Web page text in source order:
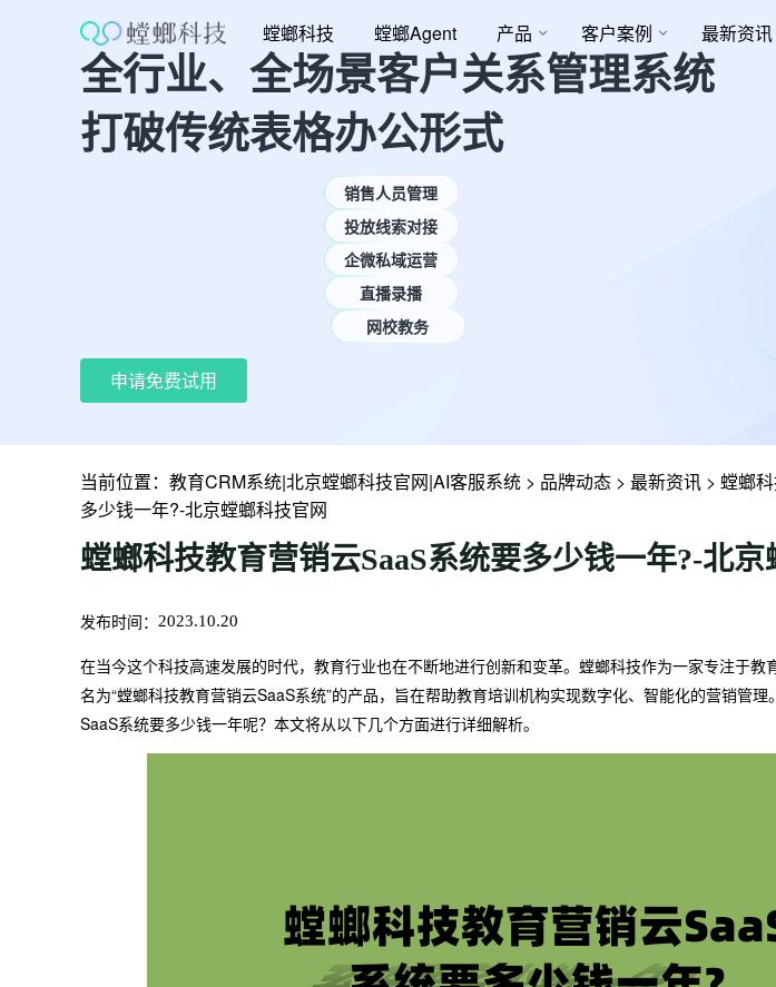
螳螂科技 螳螂Agent 产品 客户案例 最新资讯
全行业、全场景客户关系管理系统
打破传统表格办公形式
销售人员管理
投放线索对接
企微私域运营
直播录播
网校教务
申请免费试用
当前位置： 教育CRM系统|北京螳螂科技官网|AI客服系统 > 品牌动态 > 最新资讯 > 螳螂
多少钱一年?-北京螳螂科技官网
螳螂科技教育营销云SaaS系统要多少钱一年?-北京
发布时间： 2023.10.20
在当今这个科技高速发展的时代，教育行业也在不断地进行创新和变革。螳螂科技作为一家专注于教
名为“螳螂科技教育营销云SaaS系统”的产品，旨在帮助教育培训机构实现数字化、智能化的营销管
SaaS系统要多少钱一年呢？本文将从以下几个方面进行详细解析。